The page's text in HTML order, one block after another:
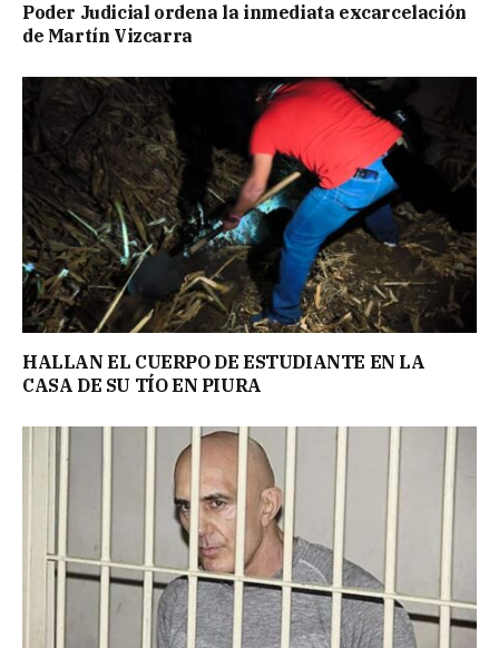
Poder Judicial ordena la inmediata excarcelación
de Martín Vizcarra
HALLAN EL CUERPO DE ESTUDIANTE EN LA
CASA DE SU TÍO EN PIURA